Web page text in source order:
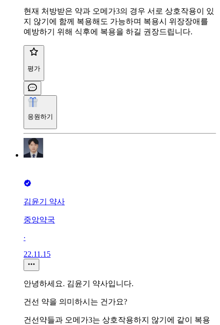
현재 처방받은 약과 오메가3의 경우 서로 상호작용이 있
지 않기에 함께 복용해도 가능하며 복용시 위장장애를
예방하기 위해 식후에 복용을 하길 권장드립니다.
평가
응원하기
김윤기 약사
중앙약국
∙
22.11.15
안녕하세요. 김윤기 약사입니다.
건선 약을 의미하시는 건가요?
건선약들과 오메가3는 상호작용하지 않기에 같이 복용